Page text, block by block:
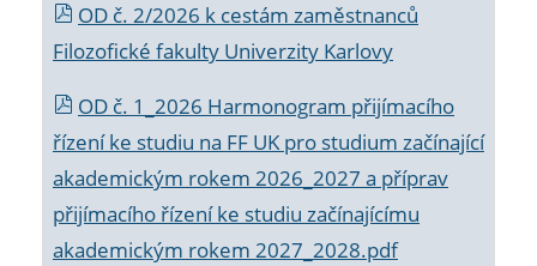
OD č. 2/2026 k cestám zaměstnanců
Filozofické fakulty Univerzity Karlovy
OD č. 1_2026 Harmonogram přijímacího
řízení ke studiu na FF UK pro studium začínající
akademickým rokem 2026_2027 a příprav
přijímacího řízení ke studiu začínajícímu
akademickým rokem 2027_2028.pdf